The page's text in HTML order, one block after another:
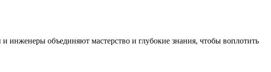
объединяют мастерство и глубокие знания, чтобы воплотить